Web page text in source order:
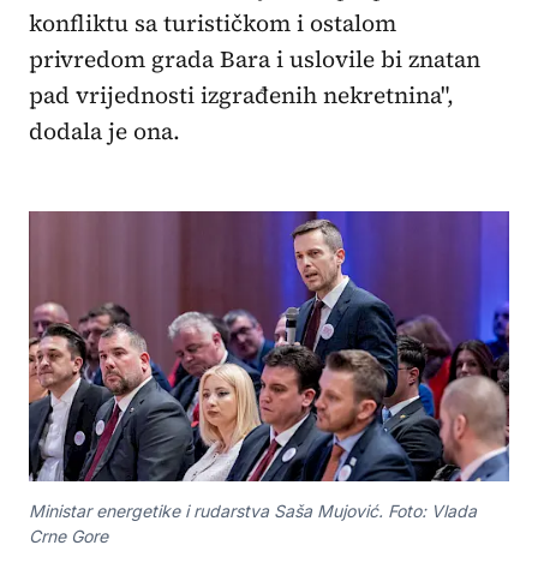
konfliktu sa turističkom i ostalom
privredom grada Bara i uslovile bi znatan
pad vrijednosti izgrađenih nekretnina",
dodala je ona.
Ministar energetike i rudarstva Saša Mujović. Foto: Vlada
Crne Gore